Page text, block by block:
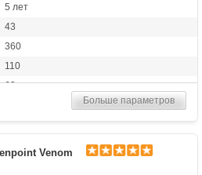
5 лет
43
360
110
60
15,4 дюймов (39 см)
44.5
Больше параметров
Venom